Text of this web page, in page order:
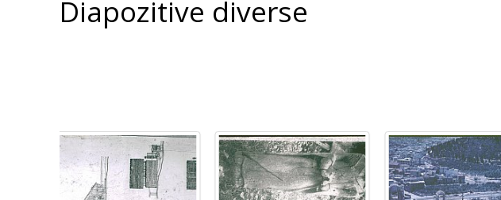
Diapozitive diverse